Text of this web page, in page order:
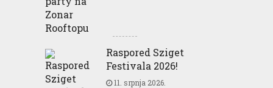
Raspored Sziget
Festivala 2026!
11. srpnja 2026.